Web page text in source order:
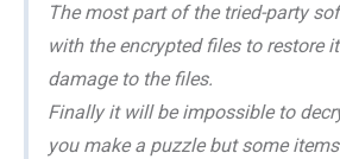
The most part of the tried-party
with the encrypted files to restore
damage to the files.
Finally it will be impossible to
you make a puzzle but some